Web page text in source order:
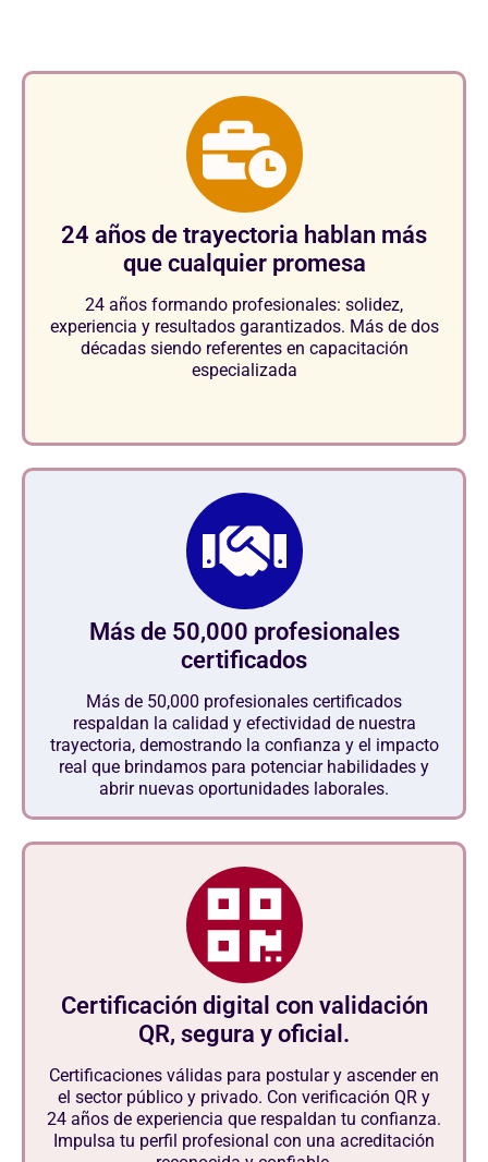
24 años de trayectoria hablan más
que cualquier promesa
24 años formando profesionales: solidez,
experiencia y resultados garantizados. Más de dos
décadas siendo referentes en capacitación
especializada
Más de 50,000 profesionales
certificados
Más de 50,000 profesionales certificados
respaldan la calidad y efectividad de nuestra
trayectoria, demostrando la confianza y el impacto
real que brindamos para potenciar habilidades y
abrir nuevas oportunidades laborales.
Certificación digital con validación
QR, segura y oficial.
Certificaciones válidas para postular y ascender en
el sector público y privado. Con verificación QR y
24 años de experiencia que respaldan tu confianza.
Impulsa tu perfil profesional con una acreditación